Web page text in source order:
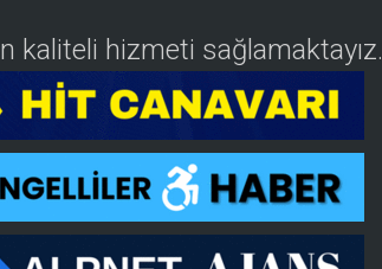
kaliteli hizmeti sağlamaktayız.